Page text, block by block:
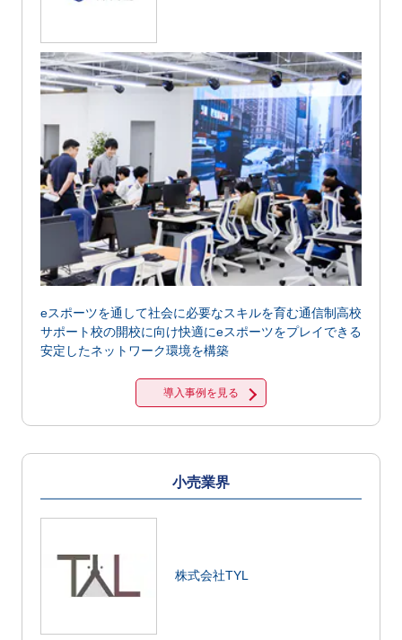
eスポーツを通して社会に必要なスキルを育む通信制高校
サポート校の開校に向け快適にeスポーツをプレイできる
安定したネットワーク環境を構築
導入事例を見る
小売業界
株式会社TYL